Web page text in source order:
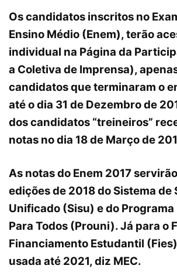
Os candidatos inscritos no
Ensino Médio (Enem), terão
individual na Página da
a Coletiva de Imprensa),
candidatos que terminaram o
até o dia 31 de Dezembro de
dos candidatos “treineiros”
notas no dia 18 de Março de
As notas do Enem 2017
edições de 2018 doSistema de
Unificado (Sisu) e do
Para Todos (Prouni). Já para o
Financiamento Estudantil
usada até 2021, diz MEC.